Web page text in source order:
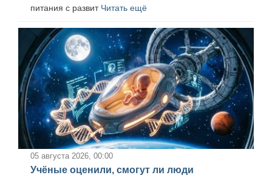
питания с развит Читать ещё
05 августа 2026, 00:00
Учёные оценили, смогут ли люди